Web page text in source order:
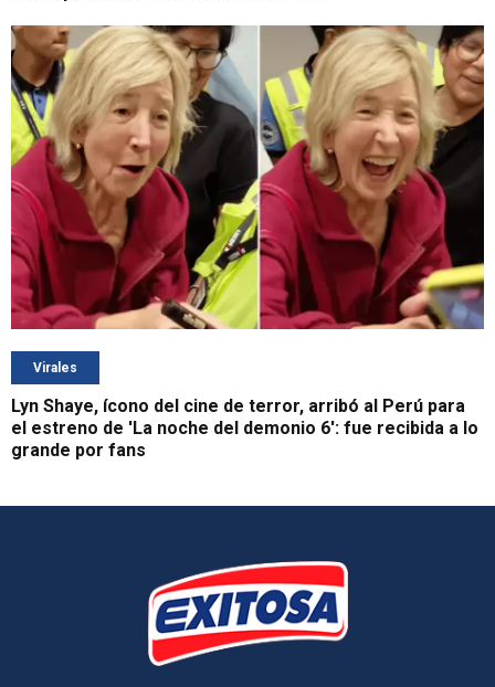
Virales
Lyn Shaye, ícono del cine de terror, arribó al Perú para
el estreno de 'La noche del demonio 6': fue recibida a lo
grande por fans